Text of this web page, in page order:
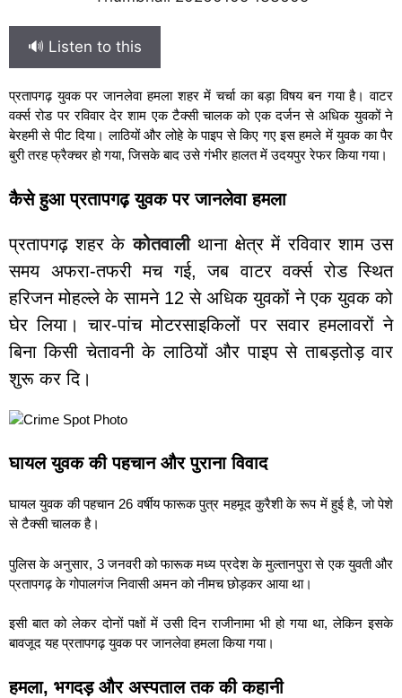
🔊 Listen to this
प्रतापगढ़ युवक पर जानलेवा हमला शहर में चर्चा का बड़ा विषय बन गया है। वाटर
वर्क्स रोड पर रविवार देर शाम एक टैक्सी चालक को एक दर्जन से अधिक युवकों ने
बेरहमी से पीट दिया। लाठियों और लोहे के पाइप से किए गए इस हमले में युवक का पैर
बुरी तरह फ्रैक्चर हो गया, जिसके बाद उसे गंभीर हालत में उदयपुर रेफर किया गया।
कैसे हुआ प्रतापगढ़ युवक पर जानलेवा हमला
प्रतापगढ़ शहर केकोतवालीथाना क्षेत्र में रविवार शाम उस
समय अफरा-तफरी मच गई, जब वाटर वर्क्स रोड स्थित
हरिजन मोहल्ले के सामने 12 से अधिक युवकों ने एक युवक को
घेर लिया। चार-पांच मोटरसाइकिलों पर सवार हमलावरों ने
बिना किसी चेतावनी के लाठियों और पाइप से ताबड़तोड़ वार
शुरू कर दि।
घायल युवक की पहचान और पुराना विवाद
घायल युवक की पहचान 26 वर्षीय फारूक पुत्र महमूद कुरैशी के रूप में हुई है, जो पेशे
से टैक्सी चालक है।
पुलिस के अनुसार, 3 जनवरी को फारूक मध्य प्रदेश के मुल्तानपुरा से एक युवती और
प्रतापगढ़ के गोपालगंज निवासी अमन को नीमच छोड़कर आया था।
इसी बात को लेकर दोनों पक्षों में उसी दिन राजीनामा भी हो गया था, लेकिन इसके
बावजूद यह प्रतापगढ़ युवक पर जानलेवा हमला किया गया।
हमला, भगदड़ और अस्पताल तक की कहानी